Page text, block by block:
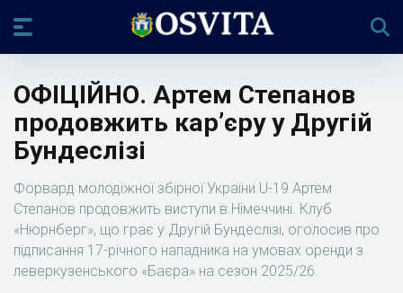
ОФІЦІЙНО. Артем Степанов
продовжить кар’єру у Другій
Бундеслізі
Форвард молодіжної збірної України U-19 Артем
Степанов продовжить виступи в Німеччині. Клуб
«Нюрнберг», що грає у Другій Бундеслізі, оголосив про
підписання 17-річного нападника на умовах оренди з
леверкузенського «Баєра» на сезон 2025/26.